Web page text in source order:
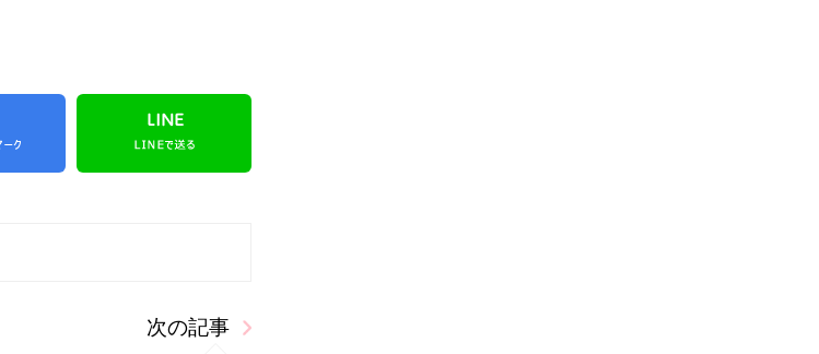
次の記事